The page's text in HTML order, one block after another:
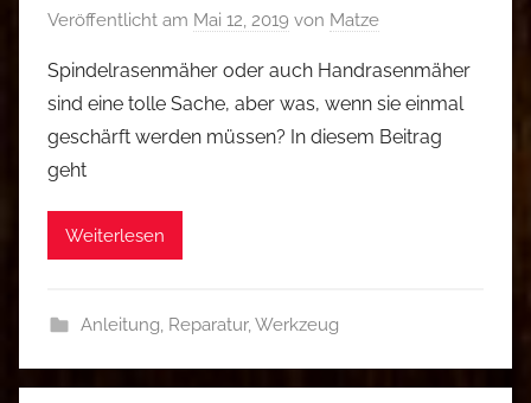
Veröffentlicht am Mai 12, 2019 von Matze
Spindelrasenmäher oder auch Handrasenmäher
sind eine tolle Sache, aber was, wenn sie einmal
geschärft werden müssen? In diesem Beitrag
geht
Weiterlesen
Anleitung, Reparatur,Werkzeug